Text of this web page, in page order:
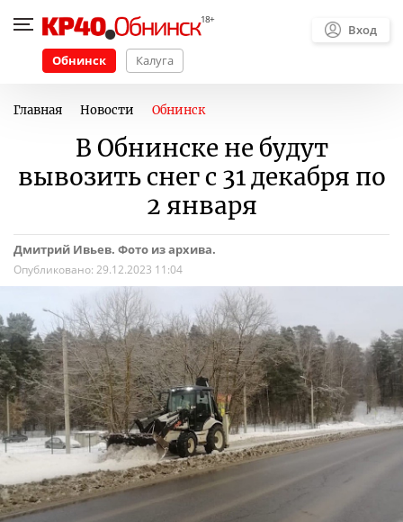
Обнинск Калуга
Вход
Главная Новости Обнинск
В Обнинске не будут
вывозить снег с 31 декабря по
2 января
Дмитрий Ивьев. Фото из архива.
Опубликовано: 29.12.2023 11:04